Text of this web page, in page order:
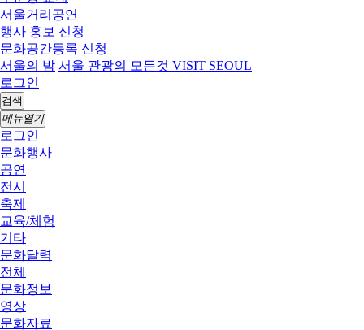
서울거리공연
행사 홍보 신청
문화공간등록 신청
서울의 밤 서울 관광의 모든것 VISIT SEOUL
로그인
검색
메뉴열기
로그인
문화행사
공연
전시
축제
교육/체험
기타
문화달력
전체
문화정보
영상
문화자료